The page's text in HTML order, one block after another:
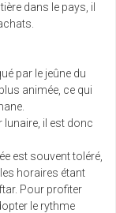
dans le pays, il
par le jeûne du
animée, ce qui
lunaire, il est donc
est souvent toléré,
horaires étant
Pour profiter
le rythme